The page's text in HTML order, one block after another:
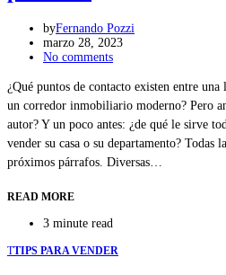
byFernando Pozzi
marzo 28, 2023
No comments
¿Qué puntos de contacto existen entre
un corredor inmobiliario moderno? Pero
autor? Y un poco antes: ¿de qué le sirve
vender su casa o su departamento? Todas
próximos párrafos. Diversas…
READ MORE
3 minute read
TTIPS PARA VENDER